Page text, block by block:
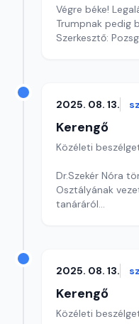
Végre béke!
Trumpnak pedig
Szerkesztő:
2025. 08. 13.
Kerengő
Közéleti
Dr.Szekér Nóra
Osztályának
tanáráról
2025. 08. 13.
Kerengő
Közéleti